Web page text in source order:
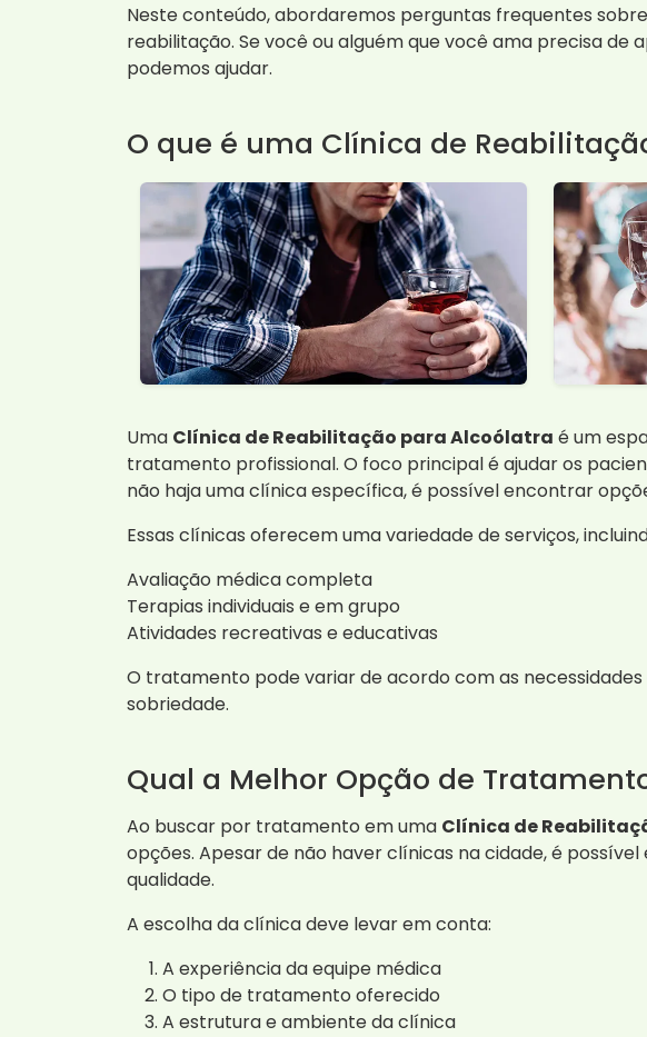
Neste conteúdo, abordaremos perguntas frequentes
reabilitação. Se você ou alguém que você ama precisa
podemos ajudar.
O que é uma Clínica de
Uma Clínica de Reabilitação para Alcoólatra é um
tratamento profissional. O foco principal é ajudar os
não haja uma clínica específica, é possível encontrar
Essas clínicas oferecem uma variedade de serviços,
Avaliação médica completa
Terapias individuais e em grupo
Atividades recreativas e educativas
O tratamento pode variar de acordo com as
sobriedade.
Qual a Melhor Opção de
Ao buscar por tratamento em uma Clínica de
opções. Apesar de não haver clínicas na cidade, é
qualidade.
A escolha da clínica deve levar em conta:
A experiência da equipe médica
O tipo de tratamento oferecido
A estrutura e ambiente da clínica